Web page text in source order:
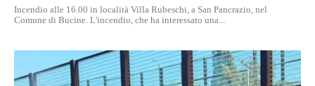
Incendio alle 16.00 in località Villa Rubeschi, a San Pancrazio, nel
Comune di Bucine. L'incendio, che ha interessato una...